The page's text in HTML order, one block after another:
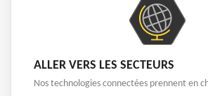
ALLER VERS LES SECTEURS
Nos technologies connectées prennent en